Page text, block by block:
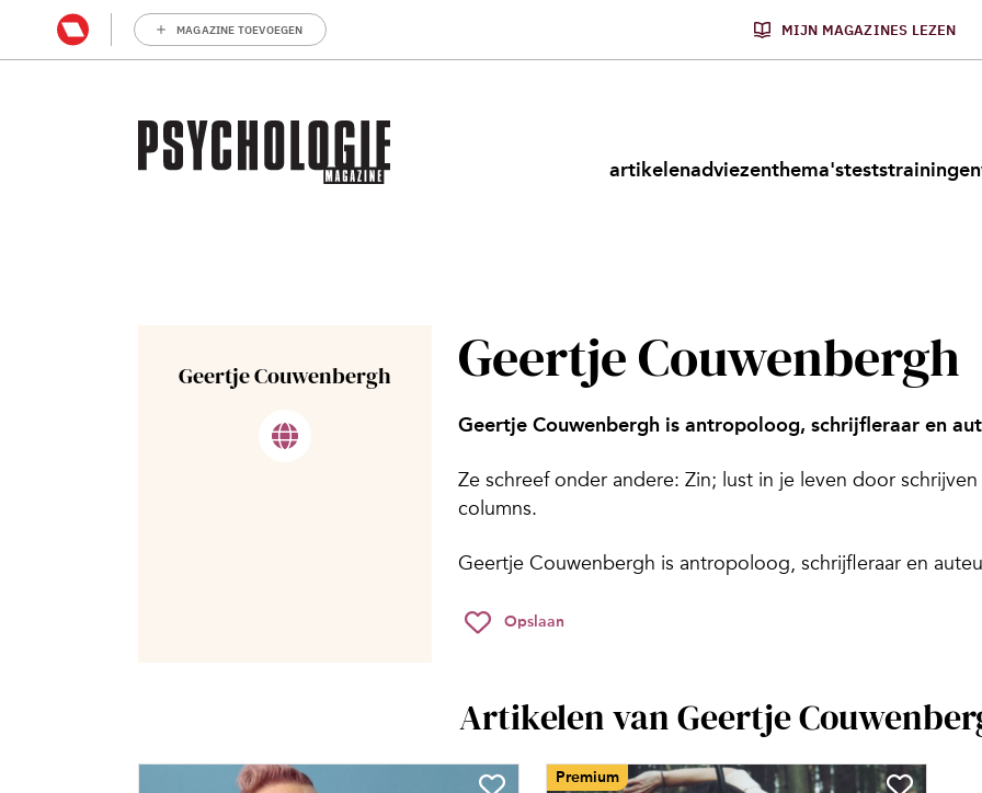
MAGAZINE TOEVOEGEN MIJN MAGAZINES LEZEN
artikelenadviezenthema'steststrainingen
Geertje Couwenbergh Geertje Couwenbergh
Geertje Couwenbergh is antropoloog, schrijfleraar en
Ze schreef onder andere: Zin; lust in je leven door schrijven
columns.
Geertje Couwenbergh is antropoloog, schrijfleraar en
Opslaan
Artikelen van Geertje
Premium